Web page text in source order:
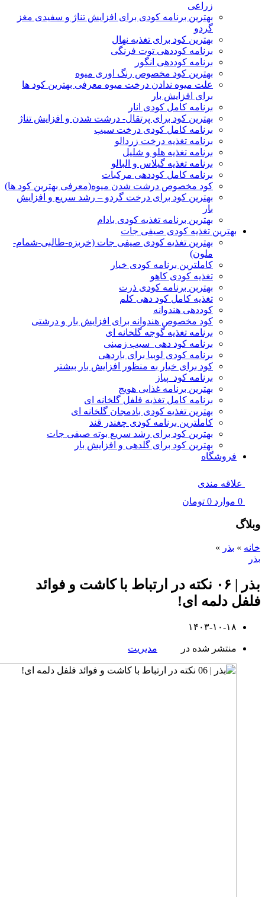
زراعی
بهترین برنامه کودی برای افزایش تناژ و سفیدی مغز
گردو
بهترین کود برای تغذیه نهال
برنامه کوددهی توت فرنگی
برنامه کوددهی انگور
بهترین کود مخصوص رنگ اوری میوه
علت میوه ندادن درخت میوه معرفی بهترین کود ها
برای افزایش بار
برنامه کامل کودی انار
بهترین کود برای پرتقال- درشت شدن و افزایش تناژ
برنامه کامل کودی درخت سیب
برنامه تغذیه درخت زردالو
برنامه تغذیه هلو و شلیل
برنامه تغذیه گیلاس و البالو
برنامه کامل کوددهی مرکبات
کود مخصوص درشت شدن میوه(معرفی بهترین کود ها)
بهترین کود برای درخت گردو – رشد سریع و افزایش
بار
بهترین برنامه تغذیه کودی بادام
بهترین تغذیه کودی صیفی جات
بهترین تغذیه کودی صیفی جات (خربزه-طالبی-شمام-
ملون)
کاملترین برنامه کودی خیار
تغذیه کودی کاهو
بهتربن برنامه کودی ذرت
تغذیه کامل کود دهی کلم
کوددهی هندوانه
کود مخصوص هندوانه برای افزایش بار و درشتی
برنامه تغذیه گوجه گلخانه ای
برنامه کود دهی سیب زمینی
برنامه کودی لوبیا برای باردهی
کود برای خیار به منظور افزایش بار بیشتر
برنامه کود پیاز
بهترین برنامه غذایی هویج
برنامه کامل تغذیه فلفل گلخانه ای
بهترین تغذیه کودی بادمجان گلخانه ای
کاملترین برنامه کودی چغندر قند
بهترین کود برای رشد سریع بوته صیفی جات
بهترین کود برای گلدهی و افزایش بار
فروشگاه
علاقه مندی
0 موارد 0 تومان
وبلاگ
خانه » بذر »
بذر
بذر | ۰۶ نکته در ارتباط با کاشت و فوائد
فلفل دلمه ای!
۱۴۰۳-۱۰-۱۸
منتشر شده در مدیریت